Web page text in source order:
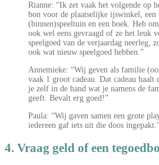
Rianne: “Ik zet vaak het volgende op
bon voor de plaatselijke ijswinkel, een
(binnen)speeltuin en een boek. Heb
ook wel eens gevraagd of ze het leuk
speelgoed van de verjaardag neerleg,
ook wat nieuw speelgoed hebben.”
Annemieke: “Wij geven als familie
vaak 1 groot cadeau. Dat cadeau haalt
je zelf in de hand wat je namens de
geeft. Bevalt erg goed!”
Paula: “Wij gaven samen een grote
iedereen gaf iets uit die doos
4. Vraag geld of een